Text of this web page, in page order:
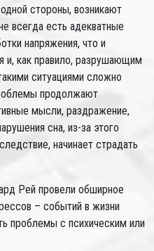
стороны, возникают
всегда есть адекватные
напряжения, что и
и, как правило, разрушающим
ситуациями сложно
продолжают
мысли, раздражение,
сна, из-за этого
начинает страдать
Рей провели обширное
– событий в жизни
проблемы с психическим или